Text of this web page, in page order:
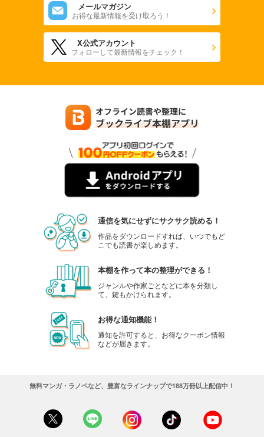
メールマガジン
お得な最新情報を受け取ろう！
X公式アカウント
フォローして最新情報をチェック！
通信を気にせずにサクサク読める！
作品をダウンロードすれば、いつでもど
こでも読書が楽しめます。
本棚を作って本の整理ができる！
ジャンルや作家ごとなどに本を分類し
て、鍵もかけられます。
お得な通知機能！
通知を許可すると、お得なクーポン情報
などが届きます。
無料マンガ・ラノベなど、豊富なラインナップで188万冊以上配信中！